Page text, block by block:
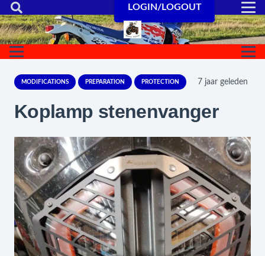
LOGIN/LOGOUT
MODIFICATIONS PREPARATION PROTECTION 7 jaar geleden
Koplamp stenenvanger